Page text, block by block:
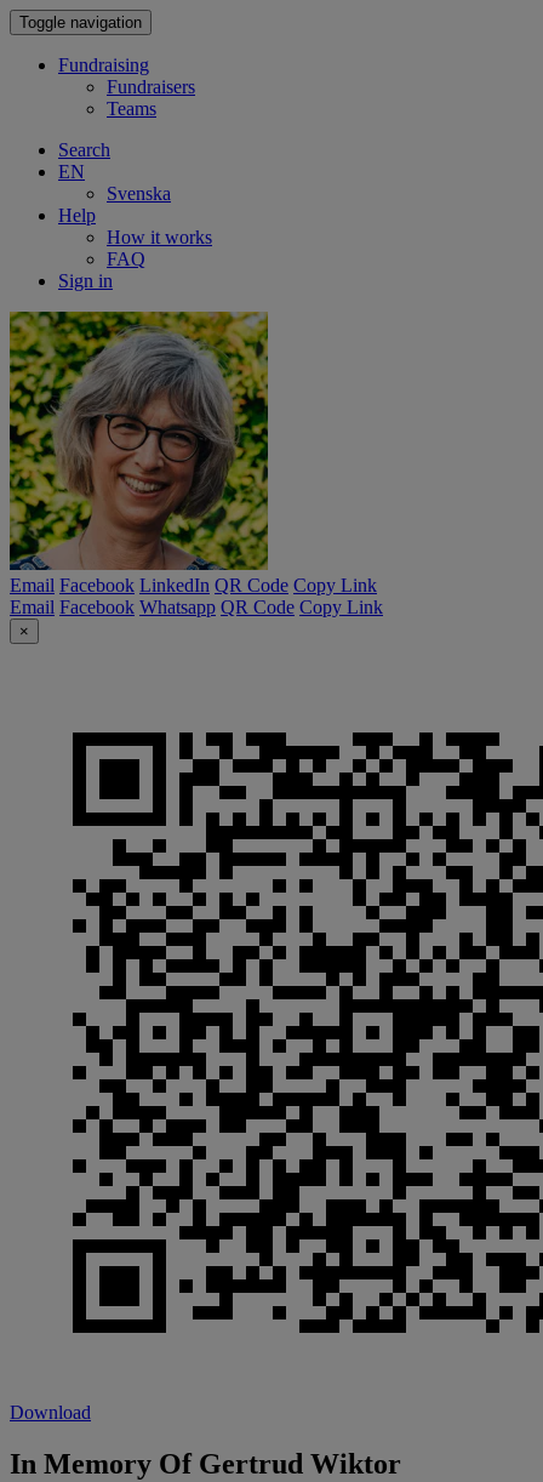
Toggle navigation
Fundraising
Fundraisers
Teams
Search
EN
Svenska
Help
How it works
FAQ
Sign in
Email Facebook LinkedIn QR Code Copy Link
Email Facebook Whatsapp QR Code Copy Link
×
Download
In Memory Of Gertrud Wiktor